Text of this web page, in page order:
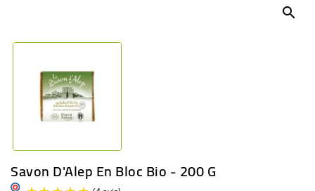
search
Savon D'Alep En Bloc Bio - 200 G